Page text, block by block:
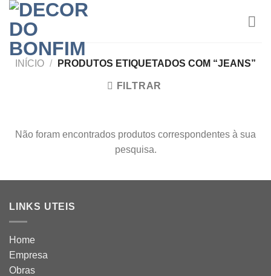
Skip
content
INÍCIO / PRODUTOS ETIQUETADOS COM “JEANS”
FILTRAR
Não foram encontrados produtos correspondentes à sua
pesquisa.
LINKS UTEIS
Home
Empresa
Obras